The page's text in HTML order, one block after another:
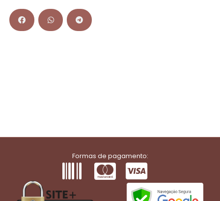
Formas de pagamento: